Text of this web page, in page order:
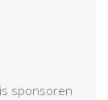
sponsoren